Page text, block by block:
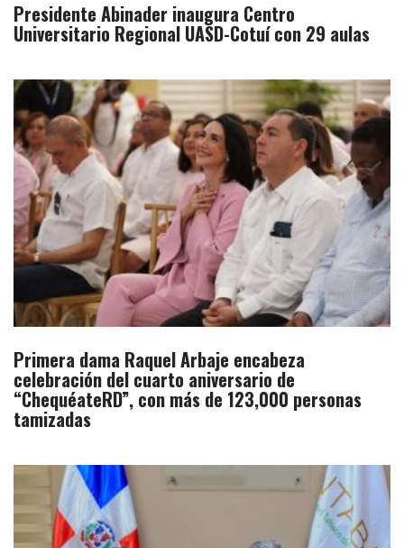
Presidente Abinader inaugura Centro
Universitario Regional UASD-Cotuí con 29 aulas
Primera dama Raquel Arbaje encabeza
celebración del cuarto aniversario de
“ChequéateRD”, con más de 123,000 personas
tamizadas